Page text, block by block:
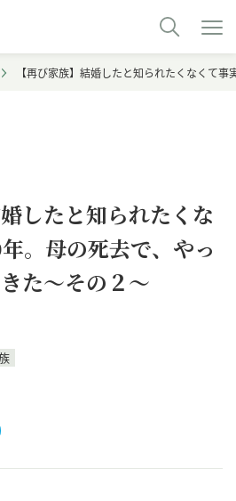
【再び家族】結婚したと知られたくなくて
したと知られたくな
。母の死去で、やっ
た～その２～